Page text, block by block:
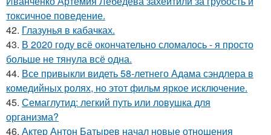
токсичное поведение.
42. Глазунья в кабачках.
43. В 2020 году всё окончательно сломалось - я просто
больше не тянула всё одна.
44. Все привыкли видеть 58-летнего Адама сэндлера в
комедийных ролях, но этот фильм яркое исключение.
45. Семаглутид: легкий путь или ловушка для
организма?
46. Актер Антон Батырев начал новые отношения